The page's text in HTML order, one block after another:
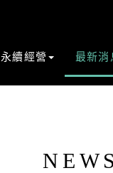
永續經營 最新消
NEWS